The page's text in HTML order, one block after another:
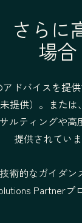
ルティング
さら
場合
ドバイスを提供
提供）。または、
ルティングや
提供されていま
術的なガイダ
Partnerプ